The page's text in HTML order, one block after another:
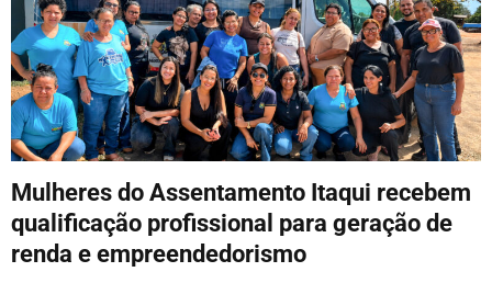
Mulheres do Assentamento Itaqui recebem
qualificação profissional para geração de
renda e empreendedorismo